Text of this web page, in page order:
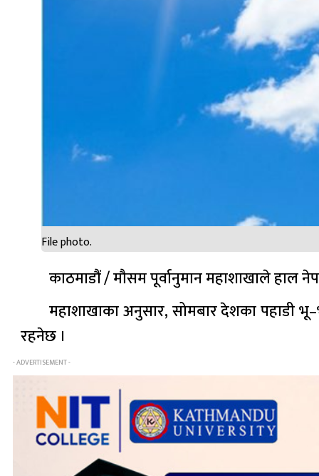
File photo.
काठमाडौं / मौसम पूर्वानुमान महाशाखाले हाल
महाशाखाका अनुसार, सोमबार देशका पहाडी
रहनेछ ।
- ADVERTISEMENT -